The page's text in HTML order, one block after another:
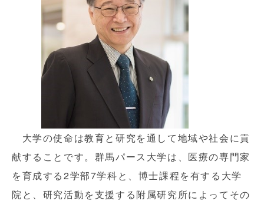
大学の使命は教育と研究を通して地域や社会に貢
献することです。群馬パース大学は、医療の専門家
を育成する2学部7学科と、博士課程を有する大学
院と、研究活動を支援する附属研究所によってその